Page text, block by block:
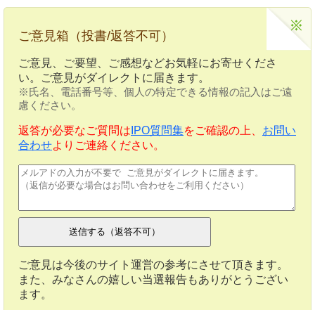
ご意見箱（投書/返答不可）
ご意見、ご要望、ご感想などお気軽にお寄せくださ
い。ご意見がダイレクトに届きます。
※氏名、電話番号等、個人の特定できる情報の記入はご遠
慮ください。
返答が必要なご質問は IPO質問集をご確認の上、 お問い
合わせよりご連絡ください。
ご意見は今後のサイト運営の参考にさせて頂きます。
また、みなさんの嬉しい当選報告もありがとうござい
ます。